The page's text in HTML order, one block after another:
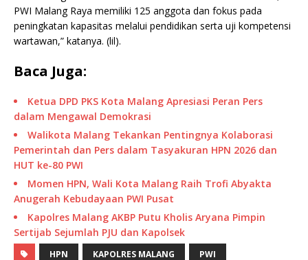
PWI Malang Raya memiliki 125 anggota dan fokus pada
peningkatan kapasitas melalui pendidikan serta uji kompetensi
wartawan,” katanya. (lil).
Baca Juga:
Ketua DPD PKS Kota Malang Apresiasi Peran Pers
dalam Mengawal Demokrasi
Walikota Malang Tekankan Pentingnya Kolaborasi
Pemerintah dan Pers dalam Tasyakuran HPN 2026 dan
HUT ke-80 PWI
Momen HPN, Wali Kota Malang Raih Trofi Abyakta
Anugerah Kebudayaan PWI Pusat
Kapolres Malang AKBP Putu Kholis Aryana Pimpin
Sertijab Sejumlah PJU dan Kapolsek
HPN KAPOLRES MALANG PWI